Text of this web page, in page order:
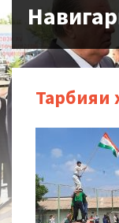
Навигарӣ
Тарбияи